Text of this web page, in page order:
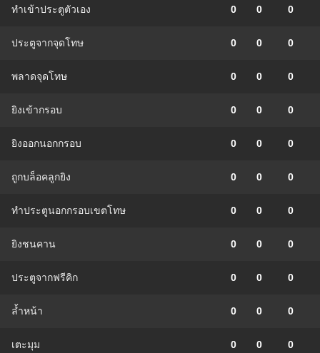
ทําเข้าประตูตัวเอง 0 0 0
ประตูจากจุดโทษ 0 0 0
พลาดจุดโทษ 0 0 0
ยิงเข้ากรอบ 0 0 0
ยิงออกนอกกรอบ 0 0 0
ถูกบล็อคลูกยิง 0 0 0
ทำประตูนอกกรอบเขตโทษ 0 0 0
ยิงชนคาน 0 0 0
ประตูจากฟรีคิก 0 0 0
ล้ำหน้า 0 0 0
เตะมุม 0 0 0